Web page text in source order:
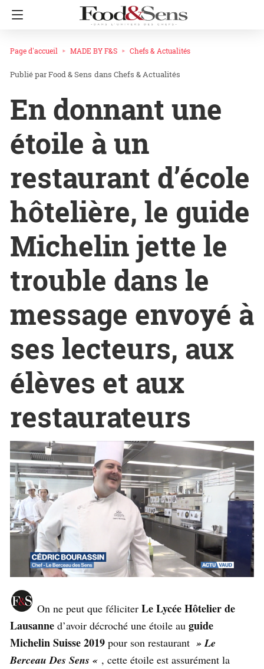
Page d'accueil MADE BY F&S Chefs & Actualités
Food & Sens dans Chefs & Actualités
En donnant une
étoile à un
restaurant d’école
hôtelière, le guide
Michelin jette le
trouble dans le
message envoyé à
ses lecteurs, aux
élèves et aux
restaurateurs
On ne peut que féliciter Le Lycée Hôtelier de
Lausanne d’avoir décroché une étoile au guide
Michelin Suisse 2019 pour son restaurant » Le
Berceau Des Sens « , cette étoile est assurément la